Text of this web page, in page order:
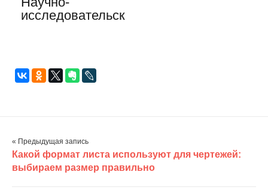
исследовательск
« Предыдущая запись
Какой формат листа используют для чертежей:
выбираем размер правильно